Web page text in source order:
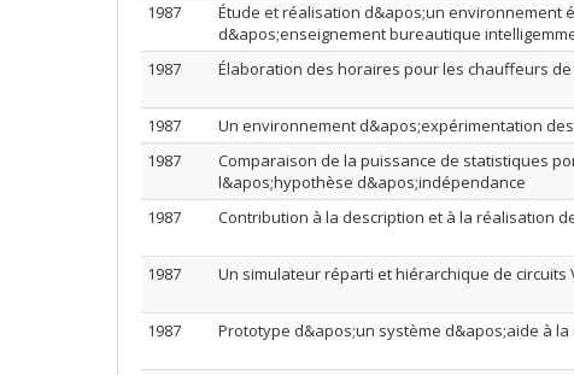
1987
Étude et réalisation d&apos;un environnement
d&apos;enseignement bureautique
1987 Élaboration des horaires pour les chauffeurs
1987 Un environnement d&apos;expérimentation
1987
Comparaison de la puissance de statistiques
l&apos;hypothèse d&apos;indépendance
1987 Contribution à la description et à la réalisation
1987
Un simulateur réparti et hiérarchique de circuits
1987 Prototype d&apos;un système d&apos;aide à